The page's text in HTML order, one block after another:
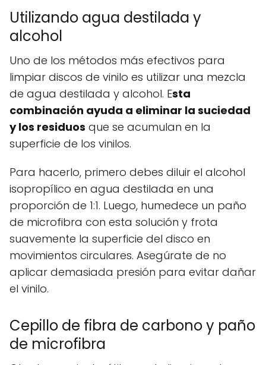
Utilizando agua destilada y
alcohol
Uno de los métodos más efectivos para
limpiar discos de vinilo es utilizar una mezcla
de agua destilada y alcohol. Esta
combinación ayuda a eliminar la suciedad
y los residuos que se acumulan en la
superficie de los vinilos.
Para hacerlo, primero debes diluir el alcohol
isopropílico en agua destilada en una
proporción de 1:1. Luego, humedece un paño
de microfibra con esta solución y frota
suavemente la superficie del disco en
movimientos circulares. Asegúrate de no
aplicar demasiada presión para evitar dañar
el vinilo.
Cepillo de fibra de carbono y paño
de microfibra